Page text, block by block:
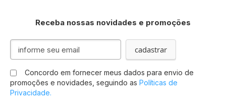
Receba nossas novidades e promoções
Inscreva-
nossa
Newsletter:
cadastrar
Concordo em fornecer meus dados para envio de
promoções e novidades, seguindo as Políticas de
Privacidade.